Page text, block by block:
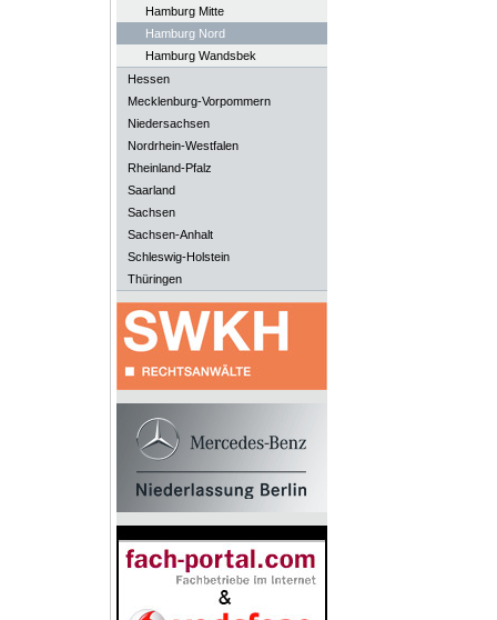
Hamburg Mitte
Hamburg Nord
Hamburg Wandsbek
Hessen
Mecklenburg-Vorpommern
Niedersachsen
Nordrhein-Westfalen
Rheinland-Pfalz
Saarland
Sachsen
Sachsen-Anhalt
Schleswig-Holstein
Thüringen